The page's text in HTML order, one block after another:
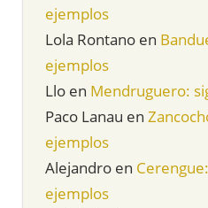
ejemplos
Lola Rontano en
ejemplos
Llo en Mendruguero:
Paco Lanau en
ejemplos
Alejandro en
ejemplos